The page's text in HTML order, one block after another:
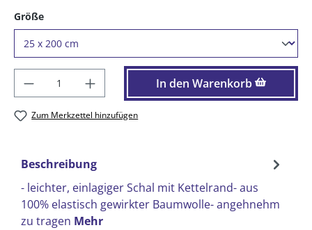
Größeauswählen
Produkt Anzahl: Gib den gewünschten
In den Warenkorb
Zum Merkzettel hinzufügen
Beschreibung
- leichter, einlagiger Schal mit Kettelrand- aus
100% elastisch gewirkter Baumwolle- angehnehm
zu tragen Mehr